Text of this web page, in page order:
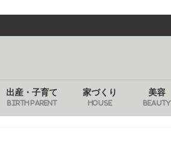
出産・子育て
BIRTH PARENT
家づくり
HOUSE
美容
BEAUTY